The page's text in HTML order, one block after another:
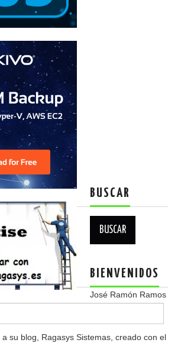
BUSCAR
BIENVENIDOS
José Ramón Ramos
su blog, Ragasys Sistemas, creado con el